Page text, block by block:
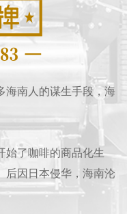
海南人的谋生手段，海
始了咖啡的商品化生
后因日本侵华，海南沦